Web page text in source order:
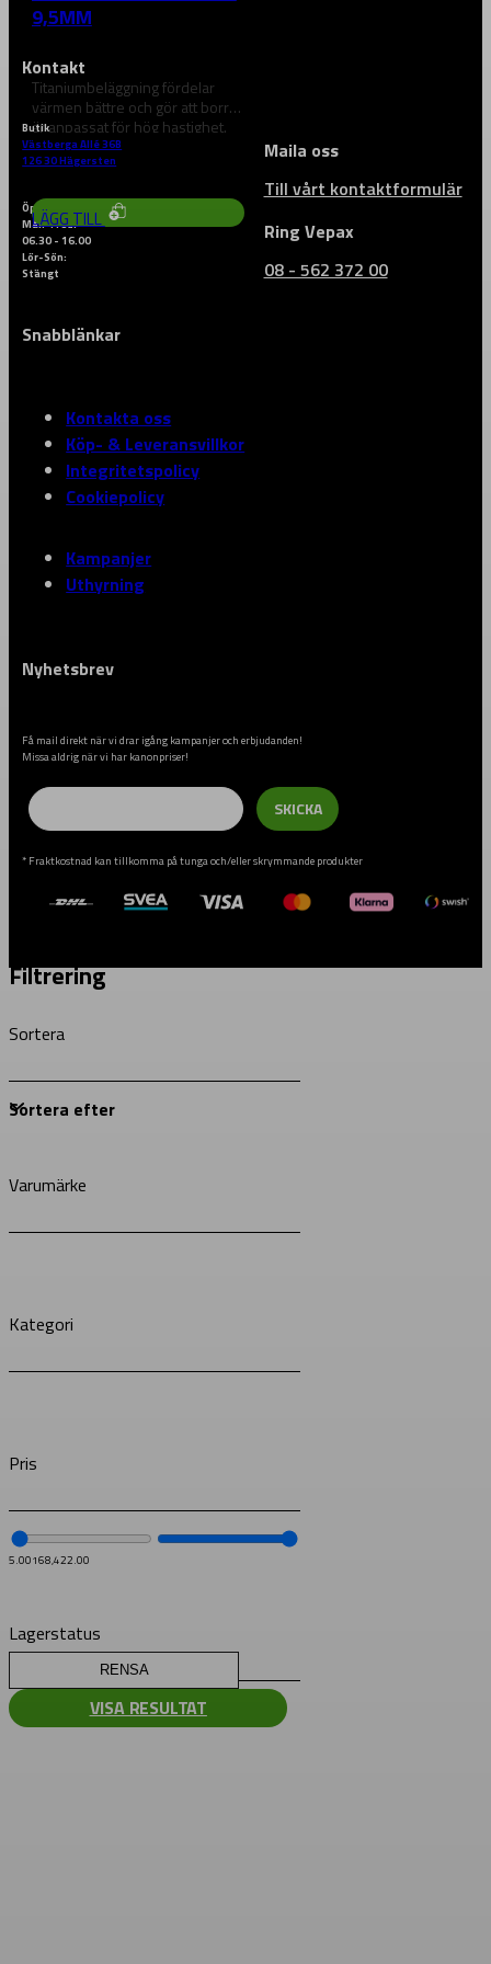
9,5MM
Titaniumbeläggning fördelar
värmen bättre och gör att borret
är anpassat för hög hastighet.
Den variabla…
89kr
LÄGG TILL
Kontakt
Butik
Västberga Allé 36B
126 30 Hägersten
Maila oss
Till vårt kontaktformulär
Öppettider
Mån-Fred:
06.30 - 16.00
Lör-Sön:
Stängt
Ring Vepax
08 - 562 372 00
Snabblänkar
Kontakta oss
Köp- & Leveransvillkor
Integritetspolicy
Cookiepolicy
Kampanjer
Uthyrning
Nyhetsbrev
Få mail direkt när vi drar igång kampanjer och erbjudanden!
Missa aldrig när vi har kanonpriser!
Email
SKICKA
* Fraktkostnad kan tillkomma på tunga och/eller skrymmande produkter
Filtrering
Sortera
Varumärke
Kategori
Pris
5.00168,422.00
Lagerstatus
RENSA
VISA RESULTAT